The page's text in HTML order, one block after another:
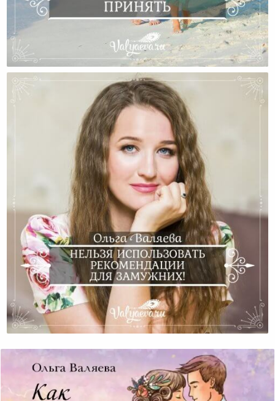
Изменить Нельзя Принять
Нельзя Использовать Рекомендации Для Замужних!